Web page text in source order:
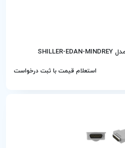
استعلام قیمت با ثبت درخواست